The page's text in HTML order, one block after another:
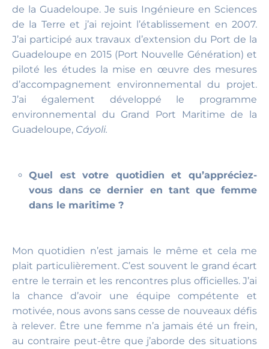
de la Guadeloupe. Je suis Ingénieure en Sciences
de la Terre et j’ai rejoint l’établissement en 2007.
J’ai participé aux travaux d’extension du Port de la
Guadeloupe en 2015 (Port Nouvelle Génération) et
piloté les études la mise en œuvre des mesures
d’accompagnement environnemental du projet.
J’ai également développé le programme
environnemental du Grand Port Maritime de la
Guadeloupe, Cáyoli.
Quel est votre quotidien et qu’appréciez-
vous dans ce dernier en tant que femme
dans le maritime ?
Mon quotidien n’est jamais le même et cela me
plait particulièrement. C’est souvent le grand écart
entre le terrain et les rencontres plus officielles. J’ai
la chance d’avoir une équipe compétente et
motivée, nous avons sans cesse de nouveaux défis
à relever. Être une femme n’a jamais été un frein,
au contraire peut-être que j’aborde des situations